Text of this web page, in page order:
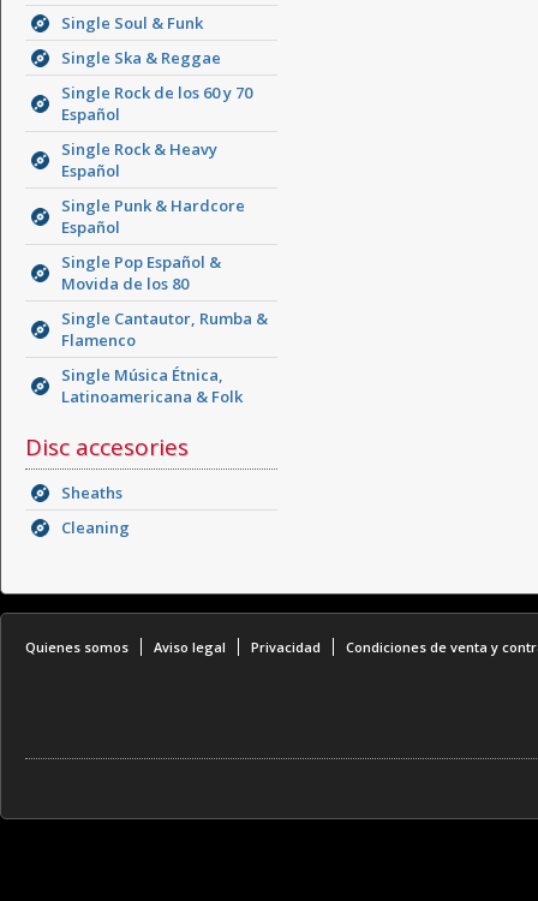
Single Soul & Funk
Single Ska & Reggae
Single Rock de los 60 y 70
Español
Single Rock & Heavy
Español
Single Punk & Hardcore
Español
Single Pop Español &
Movida de los 80
Single Cantautor, Rumba &
Flamenco
Single Música Étnica,
Latinoamericana & Folk
Disc accesories
Sheaths
Cleaning
Quienes somos Aviso legal Privacidad Condiciones de venta y